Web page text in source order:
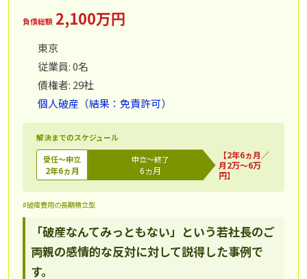
負債総額 2,100万円
東京
従業員: 0名
債権者: 29社
個人破産（結果：免責許可）
解決までのスケジュール
受任～申立
2年6ヵ月
申立～終了
6ヵ月
【2年6ヵ月／
月2万～6万
円】
#破産費用の長期積立型
「破産なんてみっともない」という若社長のご
両親の感情的な反対に対して説得した事例で
す。